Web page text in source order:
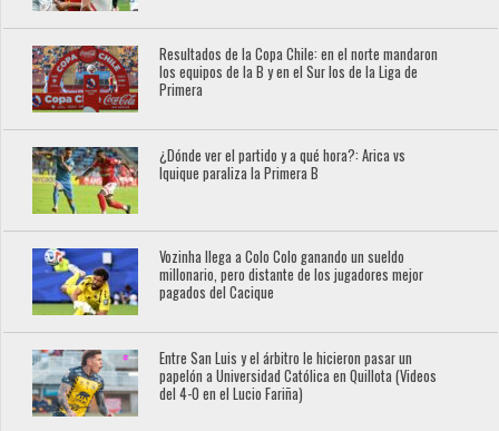
Resultados de la Copa Chile: en el norte mandaron
los equipos de la B y en el Sur los de la Liga de
Primera
¿Dónde ver el partido y a qué hora?: Arica vs
Iquique paraliza la Primera B
Vozinha llega a Colo Colo ganando un sueldo
millonario, pero distante de los jugadores mejor
pagados del Cacique
Entre San Luis y el árbitro le hicieron pasar un
papelón a Universidad Católica en Quillota (Videos
del 4-0 en el Lucio Fariña)